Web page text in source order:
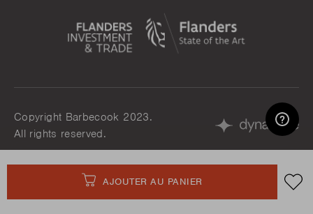
AJOUTER AU PANIER
de
Copyright Barbecook 2023.
All rights reserved.